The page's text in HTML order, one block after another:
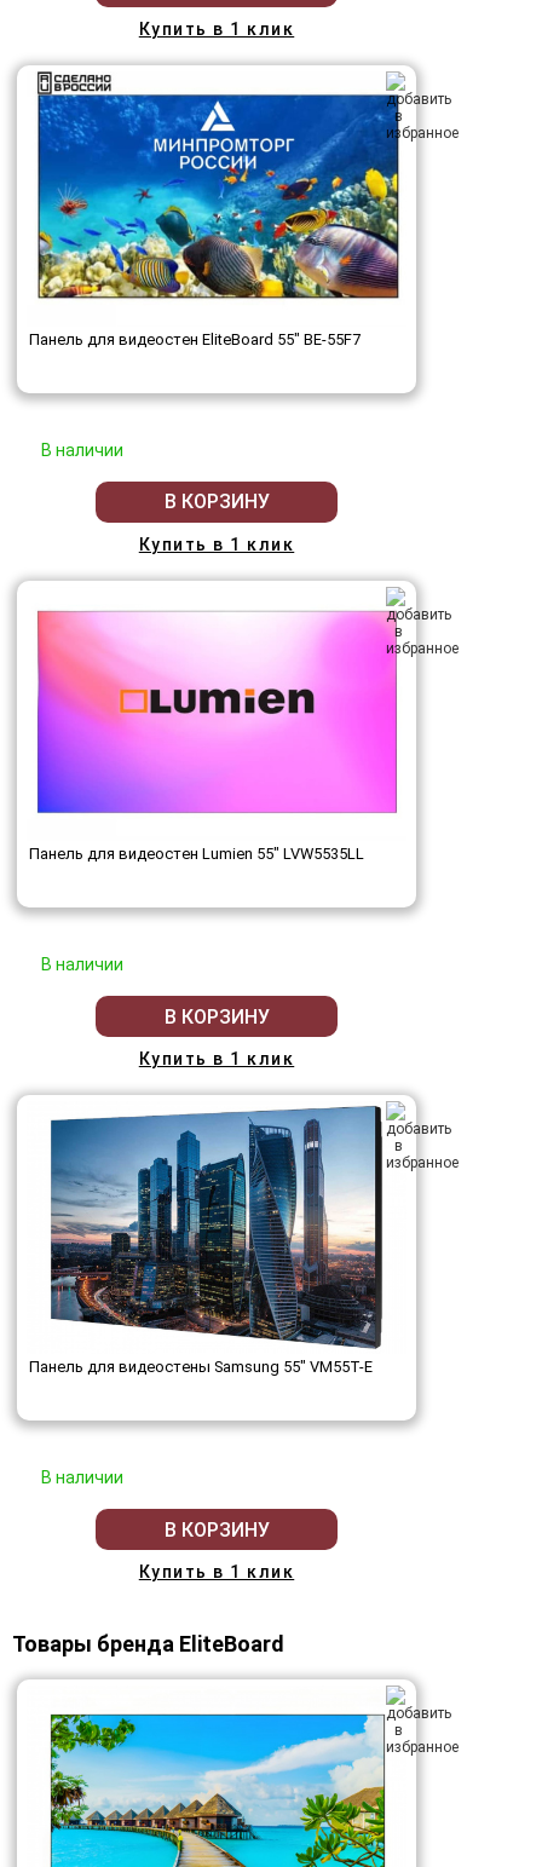
Купить в 1 клик
Панель для видеостен EliteBoard 55" BE-55F7
В наличии
В КОРЗИНУ
Купить в 1 клик
Панель для видеостен Lumien 55" LVW5535LL
В наличии
В КОРЗИНУ
Купить в 1 клик
Панель для видеостены Samsung 55" VM55T-E
В наличии
В КОРЗИНУ
Купить в 1 клик
Товары бренда EliteBoard